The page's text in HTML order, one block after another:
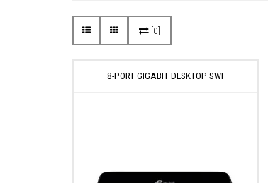
[0]
8-PORT GIGABIT DESKTOP SWI